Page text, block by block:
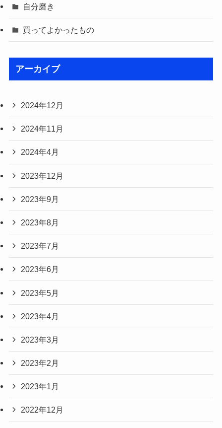
自分磨き
買ってよかったもの
アーカイブ
2024年12月
2024年11月
2024年4月
2023年12月
2023年9月
2023年8月
2023年7月
2023年6月
2023年5月
2023年4月
2023年3月
2023年2月
2023年1月
2022年12月